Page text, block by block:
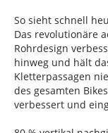
So sieht schnell
Das revolutionäre
Rohrdesign
hinweg und hält
Kletterpassagen
des gesamten
verbessert und